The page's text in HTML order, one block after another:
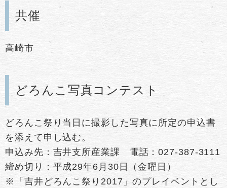
共催
高崎市
どろんこ写真コンテスト
どろんこ祭り当日に撮影した写真に所定の申込書
を添えて申し込む。
申込み先：吉井支所産業課 電話：027-387-3111
締め切り：平成29年6月30日（金曜日）
※「吉井どろんこ祭り2017」のプレイベントとし